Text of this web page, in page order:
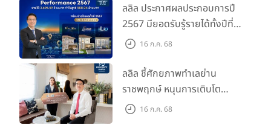
ลลิล ประกาศผลประกอบการปี
2567 มียอดรับรู้รายได้ทั้งปีที่
3,696.59 ล้านบาท กำไรสุทธิ
ปันผลทั้งปี 2567 รวม 0.34
บาท/หุ้น
16 ก.ค. 68
ลลิล ชี้ศักยภาพทำเลย่าน
ราชพฤกษ์ หนุนการเติบโต
ตลาดที่อยู่อาศัย พร้อมเปิดตัว
16 ก.ค. 68